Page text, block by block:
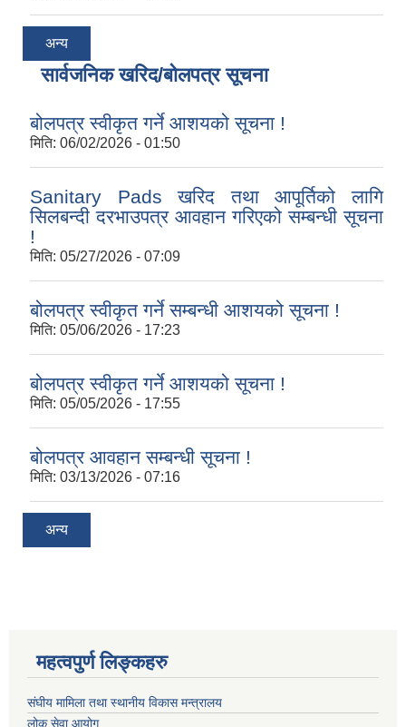
अन्य
सार्वजनिक खरिद/बोलपत्र सूचना
बोलपत्र स्वीकृत गर्ने आशयको सूचना !
मिति: 06/02/2026 - 01:50
Sanitary Pads खरिद तथा आपूर्तिको लागि
सिलबन्दी दरभाउपत्र आवहान गरिएको सम्बन्धी सूचना
!
मिति: 05/27/2026 - 07:09
बोलपत्र स्वीकृत गर्ने सम्बन्धी आशयको सूचना !
मिति: 05/06/2026 - 17:23
बोलपत्र स्वीकृत गर्ने आशयको सूचना !
मिति: 05/05/2026 - 17:55
बोलपत्र आवहान सम्बन्धी सूचना !
मिति: 03/13/2026 - 07:16
अन्य
महत्वपुर्ण लिङ्कहरु
संघीय मामिला तथा स्थानीय विकास मन्त्रालय
लोक सेवा आयोग